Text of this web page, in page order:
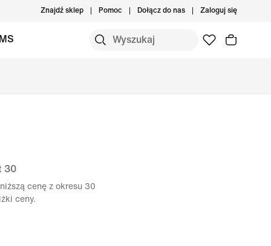
Znajdź sklep Pomoc Dołącz do nas Zaloguj się
30
cenę z okresu 30
ceny.